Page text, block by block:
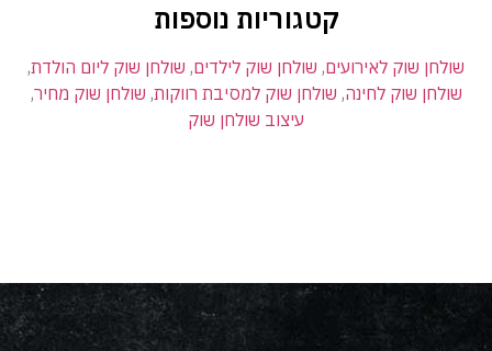
קטגוריות נוספות
שולחן שוק לאירועים, שולחן שוק לילדים, שולחן שוק ליום הולדת,
שולחן שוק לחינה, שולחן שוק למסיבת רווקות, שולחן שוק מחיר,
עיצוב שולחן שוק